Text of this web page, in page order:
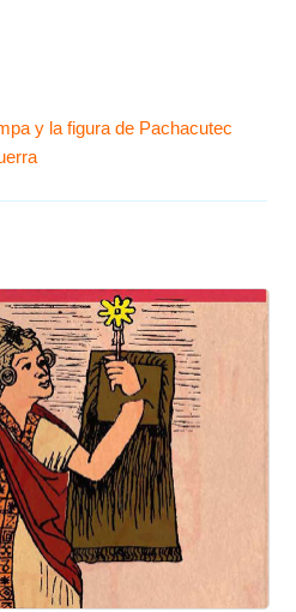
y la figura de Pachacutec